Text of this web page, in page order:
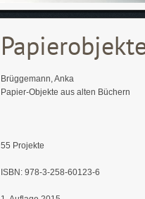
Brüggemann, Anka
Papier-Objekte aus alten Büchern
55 Projekte
ISBN: 978-3-258-60123-6